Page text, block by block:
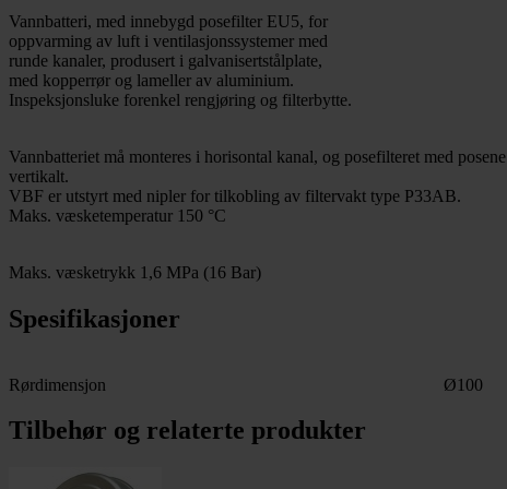
Vannbatteri, med innebygd posefilter EU5, for
oppvarming av luft i ventilasjonssystemer med
runde kanaler, produsert i galvanisertstålplate,
med kopperrør og lameller av aluminium.
Inspeksjonsluke forenkel rengjøring og filterbytte.
Vannbatteriet må monteres i horisontal kanal, og posefilteret med posene
vertikalt.
VBF er utstyrt med nipler for tilkobling av filtervakt type P33AB.
Maks. væsketemperatur 150 °C
Maks. væsketrykk 1,6 MPa (16 Bar)
Spesifikasjoner
Rørdimensjon
Ø100
Tilbehør og relaterte produkter